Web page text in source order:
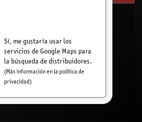
Sí, me gustaría usar los
servicios de Google Maps para
la búsqueda de distribuidores.
(Más información en la política de
privacidad)